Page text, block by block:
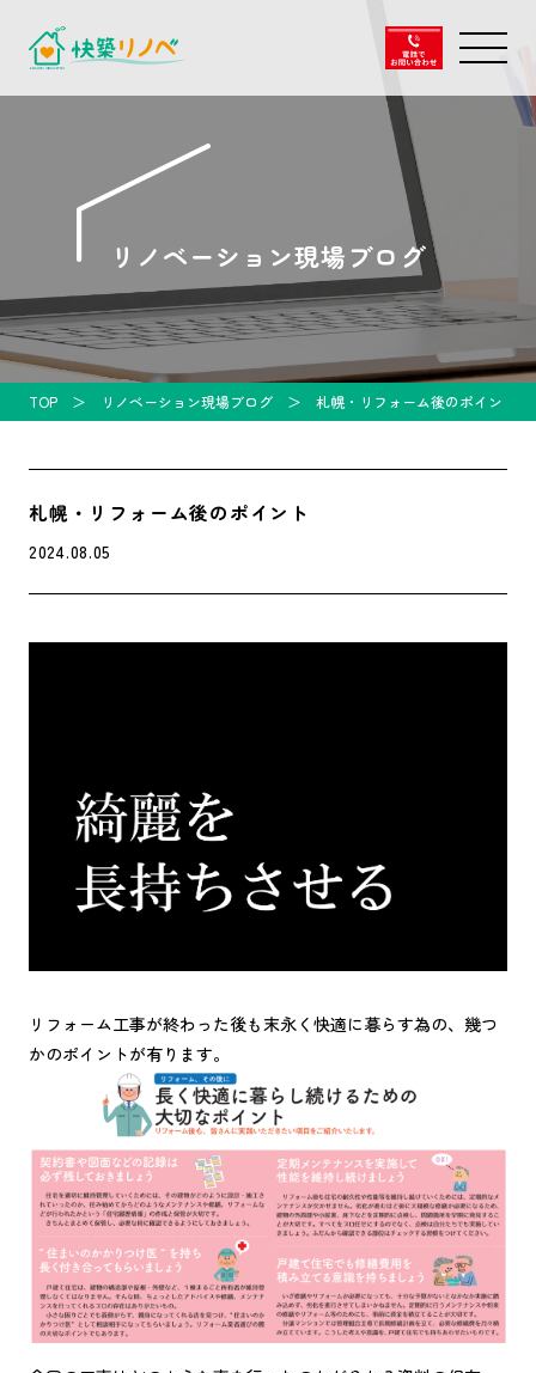
リノベーション現場ブログ
TOP リノベーション現場ブログ 札幌・リフォーム後のポイント
札幌・リフォーム後のポイント
2024.08.05
リフォーム工事が終わった後も末永く快適に暮らす為の、幾つ
かのポイントが有ります。